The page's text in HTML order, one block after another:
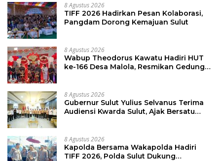
8 Agustus 2026
TIFF 2026 Hadirkan Pesan Kolaborasi,
Pangdam Dorong Kemajuan Sulut
8 Agustus 2026
Wabup Theodorus Kawatu Hadiri HUT
ke-166 Desa Malola, Resmikan Gedung
8 Agustus 2026
Gubernur Sulut Yulius Selvanus Terima
Audiensi Kwarda Sulut, Ajak Bersatu
8 Agustus 2026
Kapolda Bersama Wakapolda Hadiri
TIFF 2026, Polda Sulut Dukung